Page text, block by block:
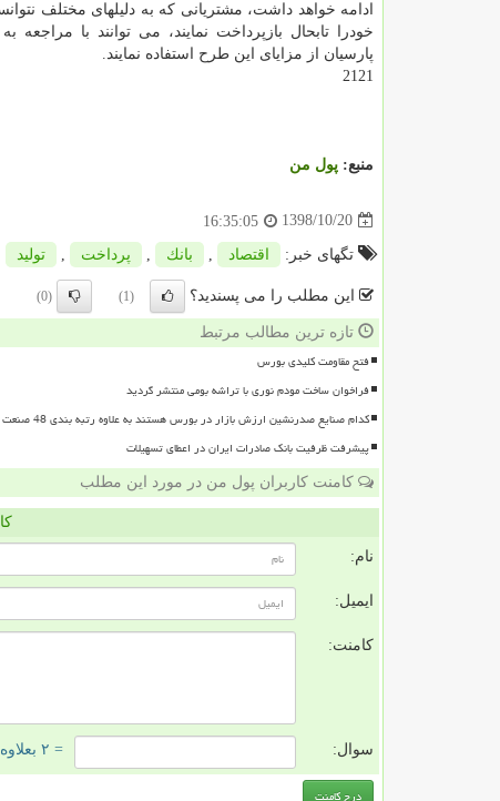
ادامه خواهد داشت، مشتریانی كه به دلیلهای مختلف
خودرا تابحال بازپرداخت نمایند، می توانند با مراجعه
پارسیان از مزایای این طرح استفاده نمایند.
2121
منبع: پول من
1398/10/20
16:35:05
تگهای خبر: اقتصاد بانك پرداخت تولید
این مطلب را می پسندید؟ (1)
(0)
تازه ترین مطالب مرتبط
فتح مقاومت کلیدی بورس
فراخوان ساخت مودم نوری با تراشه بومی منتشر گردید
کدام صنایع صدرنشین ارزش بازار در بورس هستند به علاوه رتبه بندی 48 صنعت بورسی
پیشرفت ظرفیت بانک صادرات ایران در اعطای تسهیلات
کامنت کاربران پول من در مورد این مطلب
نام:
ایمیل:
کامنت:
سوال: = ۲ بعلاوه ۱